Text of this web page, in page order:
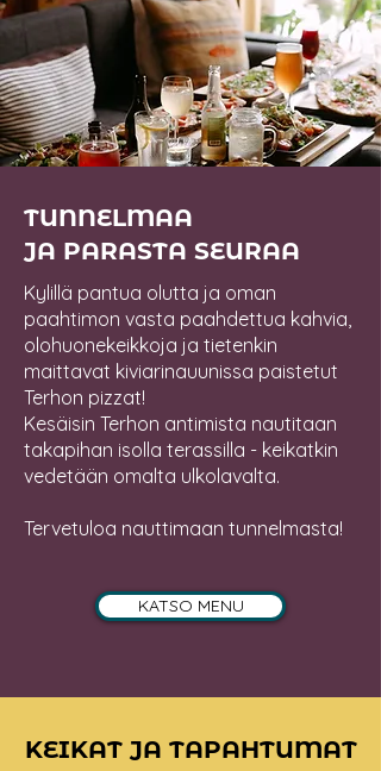
TUNNELMAA
JA PARASTA SEURAA
Kylillä pantua olutta ja oman
paahtimon vasta paahdettua kahvia,
olohuonekeikkoja ja tietenkin
maittavat kiviarinauunissa paistetut
Terhon pizzat!
Kesäisin Terhon antimista nautitaan
takapihan isolla terassilla - keikatkin
vedetään omalta ulkolavalta.
Tervetuloa nauttimaan tunnelmasta!
KATSO MENU
KEIKAT JA TAPAHTUMAT